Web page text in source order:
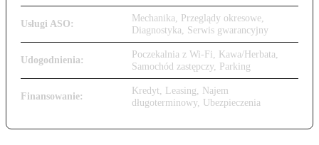
Usługi ASO:
Mechanika, Przeglądy okresowe,
Diagnostyka, Serwis gwarancyjny
Udogodnienia:
Poczekalnia z Wi-Fi, Kawa/Herbata,
Samochód zastępczy, Parking
Finansowanie:
Kredyt, Leasing, Najem
długoterminowy, Ubezpieczenia